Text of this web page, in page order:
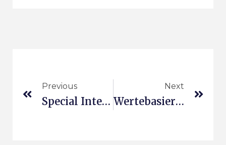
Previous
Special Interest Group
Next
Wertebasiertes Intrapreneurship